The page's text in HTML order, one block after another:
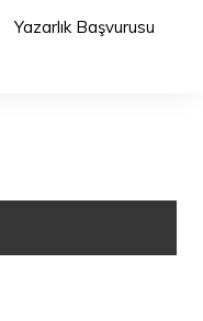
Yazarlık Başvurusu